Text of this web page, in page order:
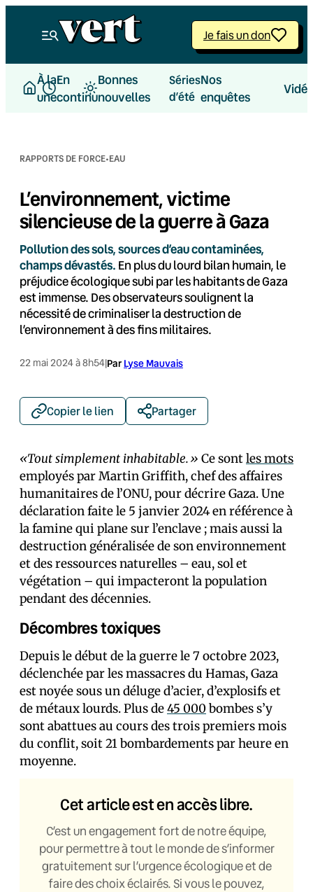
Je fais un don
À la
une
En
continu
Bonnes
nouvelles
Séries
d’été
Nos
enquêtes
RAPPORTS DE FORCE·EAU
L’environnement, victime
silencieuse de la guerre à Gaza
Pollution des sols, sources d’eau contaminées,
champs dévastés. En plus du lourd bilan humain, le
préjudice écologique subi par les habitants de Gaza
est immense. Des observateurs soulignent la
nécessité de criminaliser la destruction de
l’environnement à des fins militaires.
22 mai 2024 à 8h54|Par Lyse Mauvais
Copier le lien Partager
«Tout simplement inhabitable.» Ce sontles mots
employés par Martin Griffith, chef des affaires
humanitaires de l’ONU, pour décrire Gaza. Une
déclaration faite le 5 janvier 2024 en référence à
la famine qui plane sur l’enclave ; mais aussi la
destruction généralisée de son environnement
et des ressources naturelles – eau, sol et
végétation – qui impacteront la population
pendant des décennies.
Décombres toxiques
Depuis le début de la guerre le 7 octobre 2023,
déclenchée par les massacres du Hamas, Gaza
est noyée sous un déluge d’acier, d’explosifs et
de métaux lourds. Plus de45 000 bombes s’y
sont abattues au cours des trois premiers mois
du conflit, soit 21 bombardements par heure en
moyenne.
Cet article est en accès libre.
C’est un engagement fort de notre équipe,
pour permettre à tout le monde de s’informer
gratuitement sur l’urgence écologique et de
faire des choix éclairés. Si vous le pouvez,